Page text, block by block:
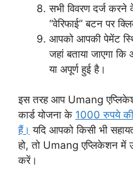
सभी विवरण दर्ज करने
“वेरिफाई” बटन पर
आपको आपकी पेमेंट
जहां बताया जाएगा
या अपूर्ण हुई है।
इस तरह आप Umang
कार्ड योजना के 1000 रुपये
हैं। यदि आपको किसी भी
हो, तो Umang एप्लिकेशन में
करें।